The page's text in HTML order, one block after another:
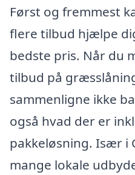
Først og fremmest
flere tilbud hjælpe
bedste pris. Når du
tilbud på
sammenligne ikke
også hvad der er
pakkeløsning. Især i
mange lokale